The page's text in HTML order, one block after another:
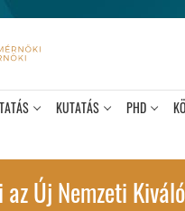
KUTATÁS PHD
Új Nemzeti